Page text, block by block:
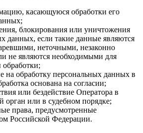
касающуюся обработки его
блокирования или уничтожения
данных, если такие данные являются
неточными, незаконно
не являются необходимыми для
обработки;
на обработку персональных данных в
основана на согласии;
или бездействие Оператора в
орган или в судебном порядке;
права, предусмотренные
Российской Федерации.